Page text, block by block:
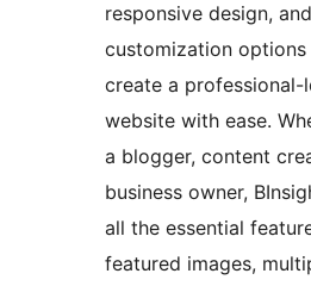
responsive design,
customization
create a professional-
website with ease.
a blogger, content
business owner,
all the essential
featured images,